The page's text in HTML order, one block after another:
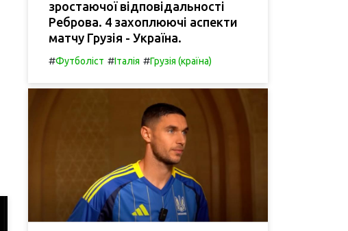
зростаючої відповідальності
Реброва. 4 захоплюючі аспекти
матчу Грузія - Україна.
#Футболіст #Італія #Грузія (країна)